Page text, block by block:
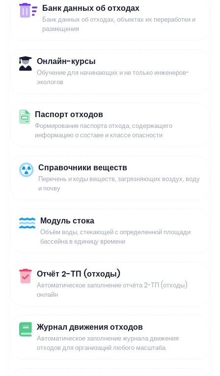
Банк данных об отходах
Банк данных об отходах, объектах их переработки и
размещения
Онлайн-курсы
Обучение для начинающих и не только инженеров-
экологов
Паспорт отходов
Формирование паспорта отхода, содержащего
информацию о составе и классе опасности
Справочники веществ
Перечень и коды веществ, загрязняющих воздух, воду
и почву
Модуль стока
Объём воды, стекающей с определенной площади
бассейна в единицу времени
Отчёт 2-ТП (отходы)
Автоматическое заполнение отчёта 2-ТП (отходы)
онлайн
Журнал движения отходов
Автоматическое заполнение журнала движения
отходов для организаций любого масштаба